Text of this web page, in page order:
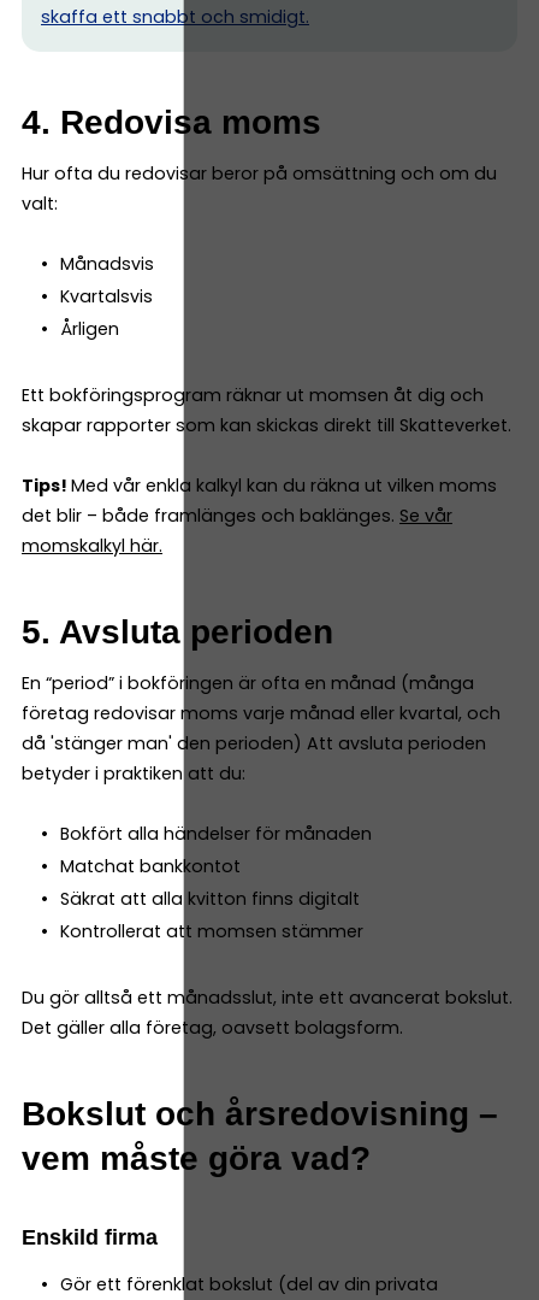
skaffa ett snabbt och smidigt.
4. Redovisa moms
Hur ofta du redovisar beror på omsättning och om du
valt:
Månadsvis
Kvartalsvis
Årligen
Ett bokföringsprogram räknar ut momsen åt dig och
skapar rapporter som kan skickas direkt till Skatteverket.
Tips! Med vår enkla kalkyl kan du räkna ut vilken moms
det blir – både framlänges och baklänges. Se vår
momskalkyl här.
5. Avsluta perioden
En “period” i bokföringen är ofta en månad (många
företag redovisar moms varje månad eller kvartal, och
då 'stänger man' den perioden) Att avsluta perioden
betyder i praktiken att du:
Bokfört alla händelser för månaden
Matchat bankkontot
Säkrat att alla kvitton finns digitalt
Kontrollerat att momsen stämmer
Du gör alltså ett månadsslut, inte ett avancerat bokslut.
Det gäller alla företag, oavsett bolagsform.
Bokslut och årsredovisning –
vem måste göra vad?
Enskild firma
Gör ett förenklat bokslut (del av din privata